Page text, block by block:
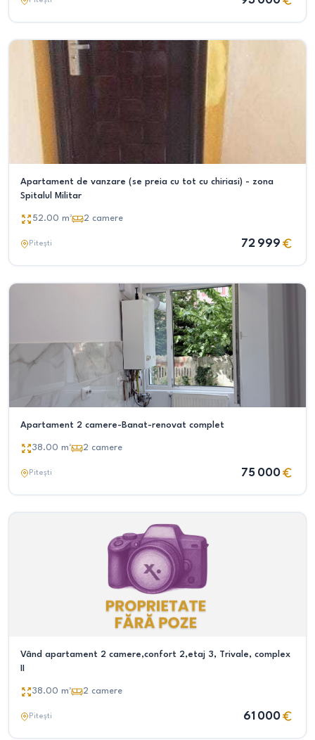
Apartament de vanzare (se preia cu tot cu chiriasi) - zona
Spitalul Militar
52.00 m² 2 camere
Pitești 72 999
Apartament 2 camere-Banat-renovat complet
38.00 m² 2 camere
Pitești 75 000
Vând apartament 2 camere,confort 2,etaj 3, Trivale, complex
38.00 m² 2 camere
Pitești 61 000